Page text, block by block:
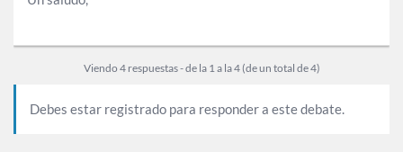
Viendo 4 respuestas - de la 1 a la 4 (de un total de 4)
Debes estar registrado para responder a este debate.